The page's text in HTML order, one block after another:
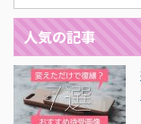
人気の記事